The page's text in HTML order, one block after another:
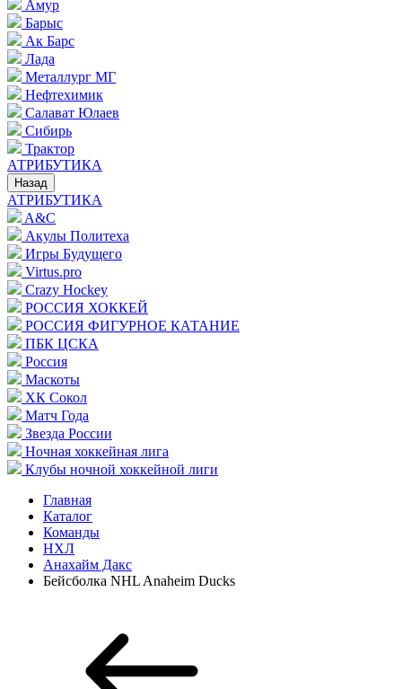
Амур
Барыс
Ак Барс
Лада
Металлург МГ
Нефтехимик
Салават Юлаев
Сибирь
Трактор
АТРИБУТИКА
Назад
АТРИБУТИКА
A&C
Акулы Политеха
Игры Будущего
Virtus.pro
Crazy Hockey
РОССИЯ ХОККЕЙ
РОССИЯ ФИГУРНОЕ КАТАНИЕ
ПБК ЦСКА
Россия
Маскоты
ХК Сокол
Матч Года
Звезда России
Ночная хоккейная лига
Клубы ночной хоккейной лиги
Главная
Каталог
Команды
НХЛ
Анахайм Дакс
Бейсболка NHL Anaheim Ducks